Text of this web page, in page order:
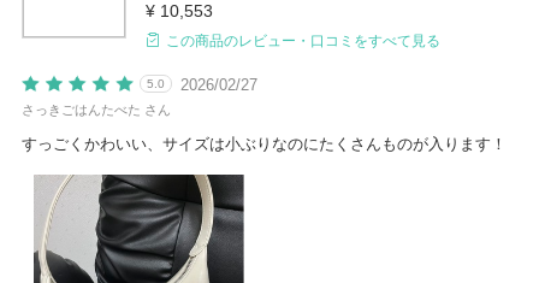
¥ 10,553
この商品のレビュー・口コミをすべて見る
2026/02/27
5.0
さっきごはんたべた さん
すっごくかわいい、サイズは小ぶりなのにたくさんものが入ります！